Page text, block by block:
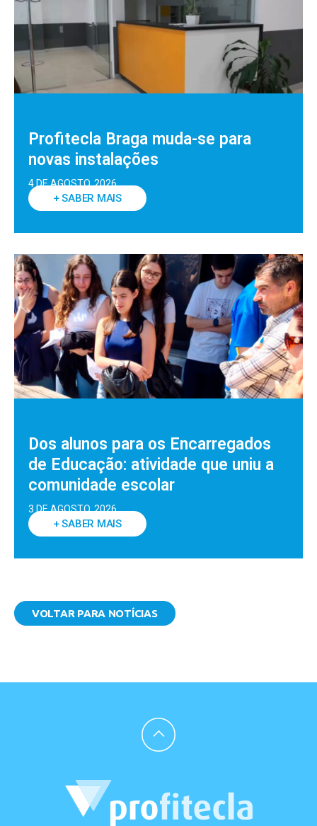
Profitecla Braga muda-se para
novas instalações
4 DE AGOSTO, 2026
+ SABER MAIS
Dos alunos para os Encarregados
de Educação: atividade que uniu a
comunidade escolar
3 DE AGOSTO, 2026
+ SABER MAIS
VOLTAR PARA NOTÍCIAS